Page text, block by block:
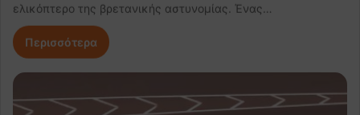
ελικόπτερο της βρετανικής αστυνομίας. Ένας…
Περισσότερα